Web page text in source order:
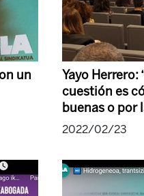
un
Yayo Herrero:
cuestión es
buenas o por
2022/02/23